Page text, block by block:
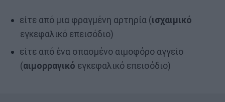
είτε από μια φραγμένη αρτηρία (ισχαιμικό
εγκεφαλικό επεισόδιο)
είτε από ένα σπασμένο αιμοφόρο αγγείο
(αιμορραγικό εγκεφαλικό επεισόδιο)